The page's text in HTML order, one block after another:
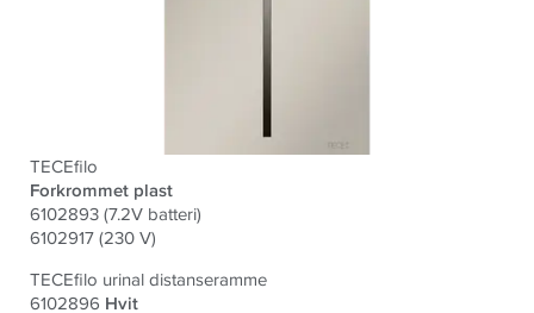
TECEfilo
Forkrommet plast
6102893 (7.2V batteri)
6102917 (230 V)
TECEfilo urinal distanseramme
6102896 Hvit